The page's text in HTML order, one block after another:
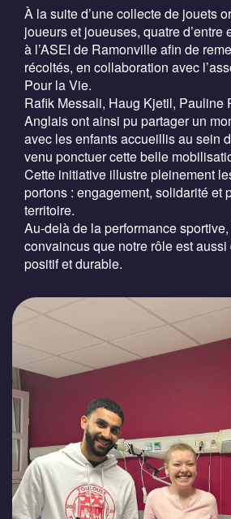
de Ramonville afin de
récoltés, en collaboration
1 Maillot Pour la Vie.
À la suite d’une collecte de jouets
joueurs et joueuses, quatre d’entre
à l’ASEI de Ramonville afin de
récoltés, en collaboration avec
Pour la Vie.
Rafik Messali, Haug Kjetil, Pauline
Anglais ont ainsi pu partager un
avec les enfants accueillis au sein
venu ponctuer cette belle
Cette initiative illustre pleinement
portons : engagement, solidarité et
territoire.
Au-delà de la performance
convaincus que notre rôle est aussi
positif et durable.